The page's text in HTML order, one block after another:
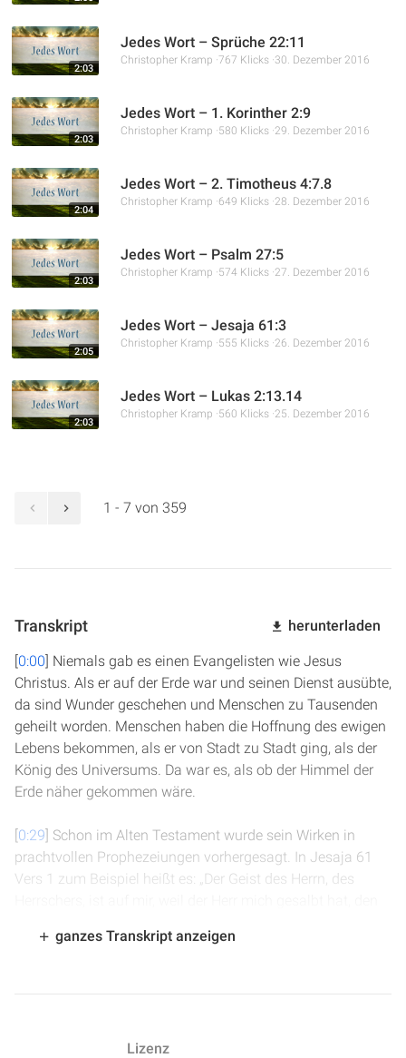
2:03
Jedes Wort – Sprüche 22:11
Christopher Kramp 767 Klicks 30. Dezember 2016
2:03
Jedes Wort – 1. Korinther 2:9
Christopher Kramp 580 Klicks 29. Dezember 2016
2:04
Jedes Wort – 2. Timotheus 4:7.8
Christopher Kramp 649 Klicks 28. Dezember 2016
2:03
Jedes Wort – Psalm 27:5
Christopher Kramp 574 Klicks 27. Dezember 2016
2:05
Jedes Wort – Jesaja 61:3
Christopher Kramp 555 Klicks 26. Dezember 2016
2:03
Jedes Wort – Lukas 2:13.14
Christopher Kramp 560 Klicks 25. Dezember 2016
1 - 7 von 359
Transkript herunterladen
[0:00] Niemals gab es einen Evangelisten wie Jesus
Christus. Als er auf der Erde war und seinen Dienst ausübte,
da sind Wunder geschehen und Menschen zu Tausenden
geheilt worden. Menschen haben die Hoffnung des ewigen
Lebens bekommen, als er von Stadt zu Stadt ging, als der
König des Universums. Da war es, als ob der Himmel der
Erde näher gekommen wäre.
[0:29] Schon im Alten Testament wurde sein Wirken in
prachtvollen Prophezeiungen vorhergesagt. In Jesaja 61
Vers 1 zum Beispiel heißt es: „Der Geist des Herrn, des
zu verbinden, die zerbrochenen Herzen sind, den
um dort, als Menschen mit irdischen Dingen beschäftigt
ganzes Transkript anzeigen
Lizenz